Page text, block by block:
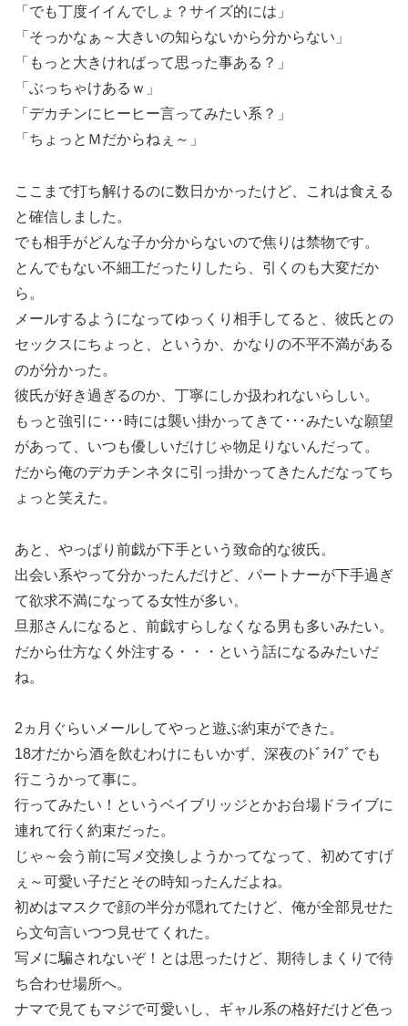
「でも丁度イイんでしょ？サイズ的には」
「そっかなぁ～大きいの知らないから分からない」
「もっと大きければって思った事ある？」
「ぶっちゃけあるｗ」
「デカチンにヒーヒー言ってみたい系？」
「ちょっとＭだからねぇ～」
ここまで打ち解けるのに数日かかったけど、これは食える
と確信しました。
でも相手がどんな子か分からないので焦りは禁物です。
とんでもない不細工だったりしたら、引くのも大変だか
ら。
メールするようになってゆっくり相手してると、彼氏との
セックスにちょっと、というか、かなりの不平不満がある
のが分かった。
彼氏が好き過ぎるのか、丁寧にしか扱われないらしい。
もっと強引に･･･時には襲い掛かってきて･･･みたいな願望
があって、いつも優しいだけじゃ物足りないんだって。
だから俺のデカチンネタに引っ掛かってきたんだなってち
ょっと笑えた。
あと、やっぱり前戯が下手という致命的な彼氏。
出会い系やって分かったんだけど、パートナーが下手過ぎ
て欲求不満になってる女性が多い。
旦那さんになると、前戯すらしなくなる男も多いみたい。
だから仕方なく外注する・・・という話になるみたいだ
ね。
2ヵ月ぐらいメールしてやっと遊ぶ約束ができた。
18才だから酒を飲むわけにもいかず、深夜のﾄﾞﾗｲﾌﾞでも
行こうかって事に。
行ってみたい！というベイブリッジとかお台場ドライブに
連れて行く約束だった。
じゃ～会う前に写メ交換しようかってなって、初めてすげ
ぇ～可愛い子だとその時知ったんだよね。
初めはマスクで顔の半分が隠れてたけど、俺が全部見せた
ら文句言いつつ見せてくれた。
写メに騙されないぞ！とは思ったけど、期待しまくりで待
ち合わせ場所へ。
ナマで見てもマジで可愛いし、ギャル系の格好だけど色っ